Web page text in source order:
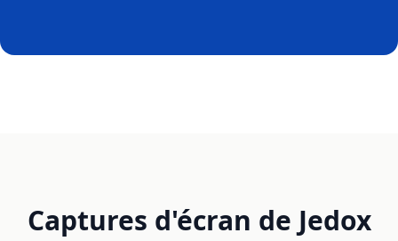
Captures d'écran de Jedox